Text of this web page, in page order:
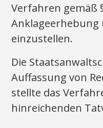
Verfahren gemäß
Anklageerhebung
einzustellen.
Die
Auffassung von
stellte das
hinreichenden